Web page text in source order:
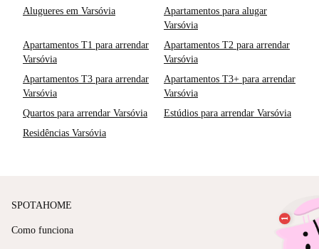
Alugueres em Varsóvia
Apartamentos para alugar
Varsóvia
Apartamentos T1 para arrendar
Varsóvia
Apartamentos T2 para arrendar
Varsóvia
Apartamentos T3 para arrendar
Varsóvia
Apartamentos T3+ para arrendar
Varsóvia
Quartos para arrendar Varsóvia
Estúdios para arrendar Varsóvia
Residências Varsóvia
SPOTAHOME
Como funciona